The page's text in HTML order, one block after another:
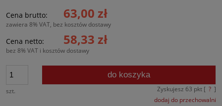
Cena brutto: 63,00 zł
zawiera 8% VAT, bez kosztów dostawy
Cena netto: 58,33 zł
bez 8% VAT i kosztów dostawy
szt.
do koszyka
Zyskujesz 63 pkt [ ? ]
dodaj do przechowalni